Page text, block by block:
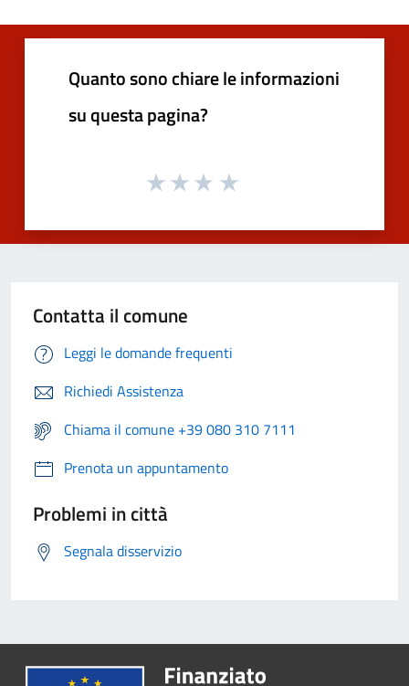
Quanto sono chiare le informazioni
su questa pagina?
Contatta il comune
Leggi le domande frequenti
Richiedi Assistenza
Chiama il comune +39 080 310 7111
Prenota un appuntamento
Problemi in città
Segnala disservizio